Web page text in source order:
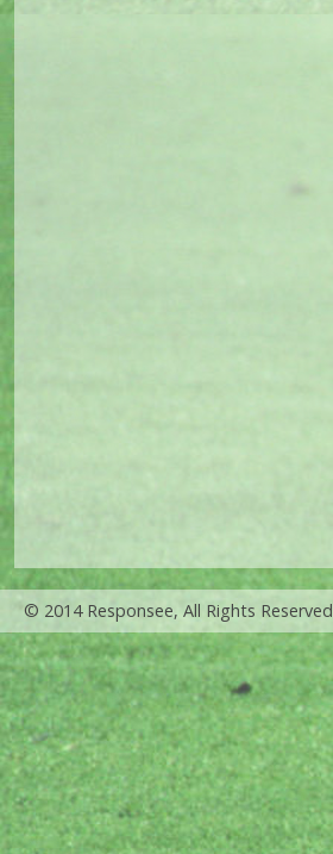
© 2014 Responsee, All Rights Reserved